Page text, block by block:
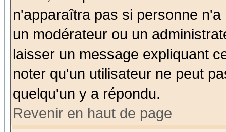
n'apparaîtra pas si personne
un modérateur ou un
laisser un message expliquant
noter qu'un utilisateur ne peut
quelqu'un y a répondu.
Revenir en haut de page